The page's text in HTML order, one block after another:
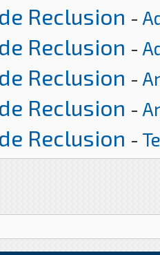
Reclusion -
Reclusion -
Reclusion -
Reclusion -
Reclusion -